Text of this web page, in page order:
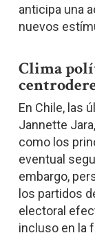
anticipa una
nuevos
Clima
En Chile, las
Jannette
como los
eventual
embargo,
los partidos
electoral
incluso en la